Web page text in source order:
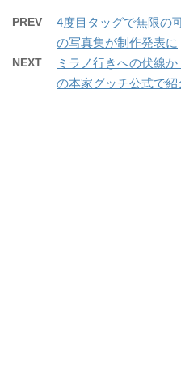
PREV
4度目タッグで無限の
の写真集が制作発表に
NEXT
ミラノ行きへの伏線
の本家グッチ公式で紹